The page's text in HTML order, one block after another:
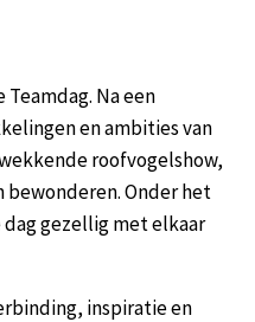
Na een
en ambities van
roofvogelshow,
Onder het
dag gezellig met elkaar
inspiratie en